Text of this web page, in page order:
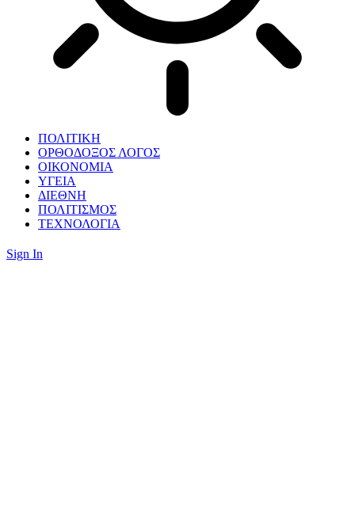
ΠΟΛΙΤΙΚΗ
ΟΡΘΟΔΟΞΟΣ ΛΟΓΟΣ
ΟΙΚΟΝΟΜΙΑ
ΥΓΕΙΑ
ΔΙΕΘΝΗ
ΠΟΛΙΤΙΣΜΟΣ
ΤΕΧΝΟΛΟΓΙΑ
Sign In